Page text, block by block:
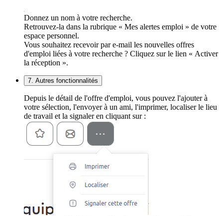
Donnez un nom à votre recherche.
Retrouvez-la dans la rubrique « Mes alertes emploi » de votre
espace personnel.
Vous souhaitez recevoir par e-mail les nouvelles offres
d'emploi liées à votre recherche ? Cliquez sur le lien « Activer
la réception ».
7. Autres fonctionnalités
Depuis le détail de l'offre d'emploi, vous pouvez l'ajouter à
votre sélection, l'envoyer à un ami, l'imprimer, localiser le lieu
de travail et la signaler en cliquant sur :